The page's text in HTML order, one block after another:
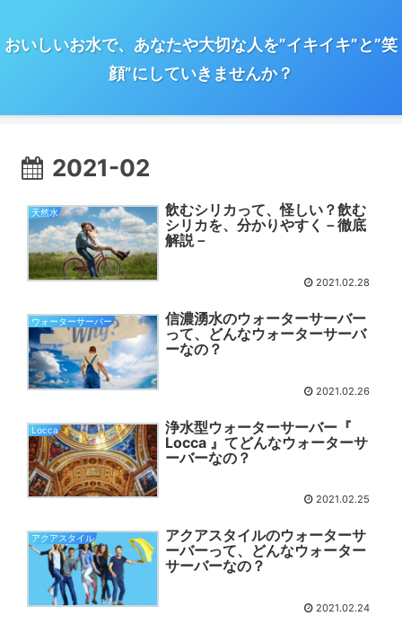
おいしいお水で、あなたや大切な人を”イキイキ”と”笑
顔”にしていきませんか？
2021-02
天然水
飲むシリカって、怪しい？飲む
シリカを、分かりやすく－徹底
解説－
2021.02.28
ウォーターサーバー
信濃湧水のウォーターサーバー
って、どんなウォーターサーバ
ーなの？
2021.02.26
Locca
浄水型ウォーターサーバー『
Locca 』てどんなウォーターサ
ーバーなの？
2021.02.25
アクアスタイル
アクアスタイルのウォーターサ
ーバーって、どんなウォーター
サーバーなの？
2021.02.24